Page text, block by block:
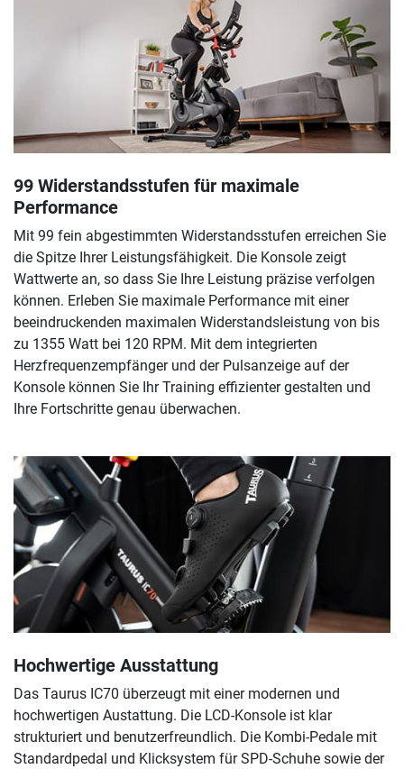
99 Widerstandsstufen für maximale
Performance
Mit 99 fein abgestimmten Widerstandsstufen erreichen Sie
die Spitze Ihrer Leistungsfähigkeit. Die Konsole zeigt
Wattwerte an, so dass Sie Ihre Leistung präzise verfolgen
können. Erleben Sie maximale Performance mit einer
beeindruckenden maximalen Widerstandsleistung von bis
zu 1355 Watt bei 120 RPM. Mit dem integrierten
Herzfrequenzempfänger und der Pulsanzeige auf der
Konsole können Sie Ihr Training effizienter gestalten und
Ihre Fortschritte genau überwachen.
Hochwertige Ausstattung
Das Taurus IC70 überzeugt mit einer modernen und
hochwertigen Austattung. Die LCD-Konsole ist klar
strukturiert und benutzerfreundlich. Die Kombi-Pedale mit
Standardpedal und Klicksystem für SPD-Schuhe sowie der